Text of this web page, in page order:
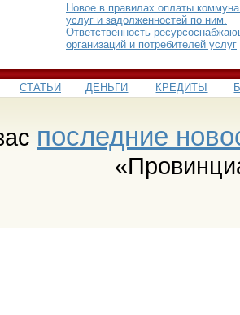
Новое в правилах оплаты
услуг и задолженностей по ним.
Ответственность
организаций и потребителей услуг
СТАТЬИ ДЕНЬГИ КРЕДИТЫ
последние